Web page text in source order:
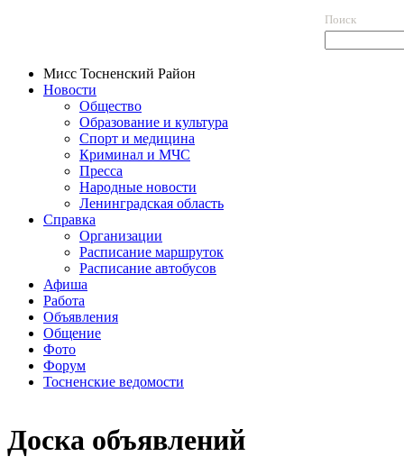
Поиск
Мисс Тосненский Район
Новости
Общество
Образование и культура
Спорт и медицина
Криминал и МЧС
Пресса
Народные новости
Ленинградская область
Справка
Организации
Расписание маршруток
Расписание автобусов
Афиша
Работа
Объявления
Общение
Фото
Форум
Тосненские ведомости
Доска объявлений